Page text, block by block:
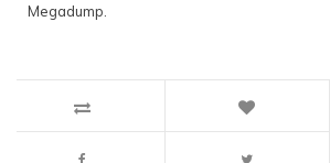
Megadump.